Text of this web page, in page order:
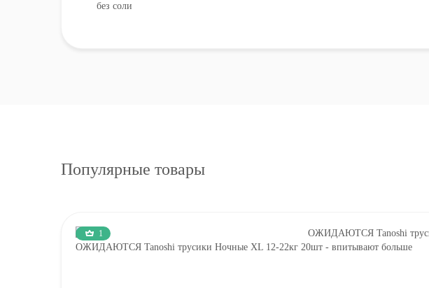
без соли
Популярные товары
1
ОЖИДАЮТСЯ Tanoshi трусики Ночные XL 12-22кг 20шт - впитывают больше